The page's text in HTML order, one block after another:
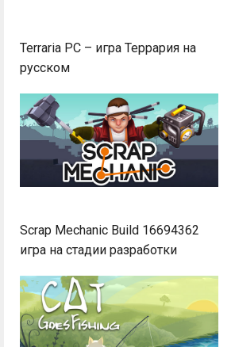
Terraria PC – игра Террария на
русском
Scrap Mechanic Build 16694362
игра на стадии разработки